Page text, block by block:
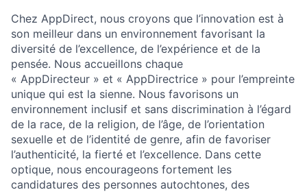
Chez AppDirect, nous croyons que l’innovation est à
son meilleur dans un environnement favorisant la
diversité de l’excellence, de l’expérience et de la
pensée. Nous accueillons chaque
« AppDirecteur » et « AppDirectrice » pour l’empreinte
unique qui est la sienne. Nous favorisons un
environnement inclusif et sans discrimination à l’égard
de la race, de la religion, de l’âge, de l’orientation
sexuelle et de l’identité de genre, afin de favoriser
l’authenticité, la fierté et l’excellence. Dans cette
optique, nous encourageons fortement les
candidatures des personnes autochtones, des